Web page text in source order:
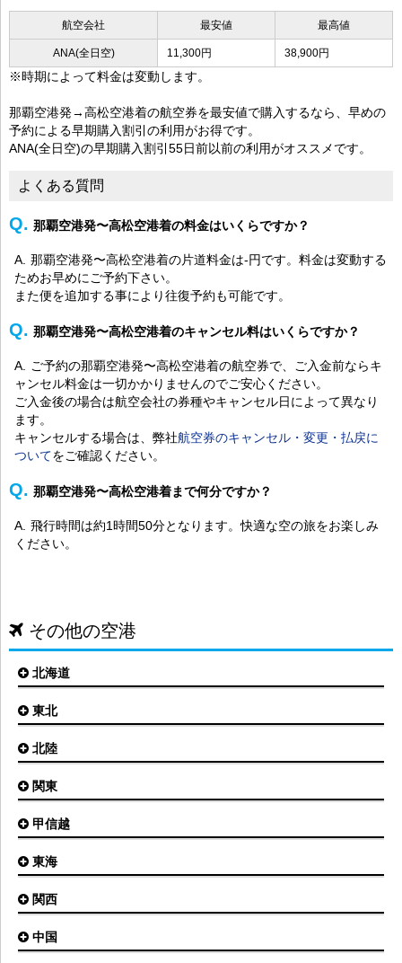
航空会社 最安値 最高値
ANA(全日空) 11,300円 38,900円
※時期によって料金は変動します。
那覇空港発→高松空港着の航空券を最安値で購入するなら、早めの
予約による早期購入割引の利用がお得です。
ANA(全日空)の早期購入割引55日前以前の利用がオススメです。
よくある質問
那覇空港発〜高松空港着の料金はいくらですか？
那覇空港発〜高松空港着の片道料金は-円です。料金は変動する
ためお早めにご予約下さい。
また便を追加する事により往復予約も可能です。
那覇空港発〜高松空港着のキャンセル料はいくらですか？
ご予約の那覇空港発〜高松空港着の航空券で、ご入金前ならキ
ャンセル料金は一切かかりませんのでご安心ください。
ご入金後の場合は航空会社の券種やキャンセル日によって異なり
ます。
キャンセルする場合は、弊社航空券のキャンセル・変更・払戻に
ついてをご確認ください。
那覇空港発〜高松空港着まで何分ですか？
飛行時間は約1時間50分となります。快適な空の旅をお楽しみ
ください。
その他の空港
北海道
札幌(新千歳)空港
旭川空港
オホーツク紋別空港
釧路空港
稚内空港
とかち帯広空港
根室中標津空港
奥尻空港
東北
仙台空港
青森空港
三沢空港
福島空港
大館能代空港
庄内空港
山形空港
北陸
小松空港
能登空港
関東
東京(羽田)空港
茨城空港
八丈島空港
甲信越
新潟空港
東海
名古屋(中部)空港
静岡空港
関西
大阪(伊丹)空港
中国